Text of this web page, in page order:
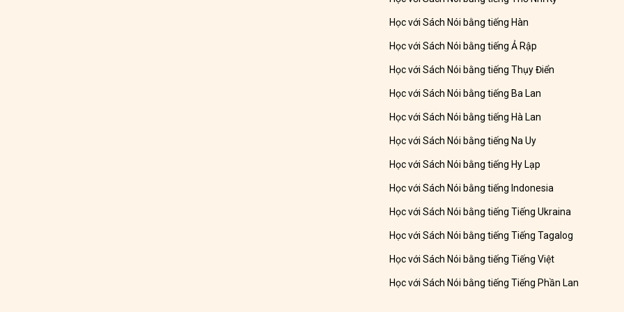
Học với Sách Nói bằng tiếng Hàn
Học với Sách Nói bằng tiếng Ả Rập
Học với Sách Nói bằng tiếng Thụy Điển
Học với Sách Nói bằng tiếng Ba Lan
Học với Sách Nói bằng tiếng Hà Lan
Học với Sách Nói bằng tiếng Na Uy
Học với Sách Nói bằng tiếng Hy Lạp
Học với Sách Nói bằng tiếng Indonesia
Học với Sách Nói bằng tiếng Tiếng Ukraina
Học với Sách Nói bằng tiếng Tiếng Tagalog
Học với Sách Nói bằng tiếng Tiếng Việt
Học với Sách Nói bằng tiếng Tiếng Phần Lan